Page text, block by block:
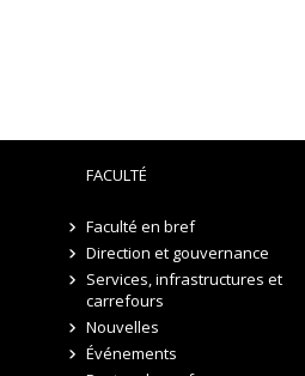
FACULTÉ
Faculté en bref
Direction et gouvernance
Services, infrastructures et
carrefours
Nouvelles
Événements